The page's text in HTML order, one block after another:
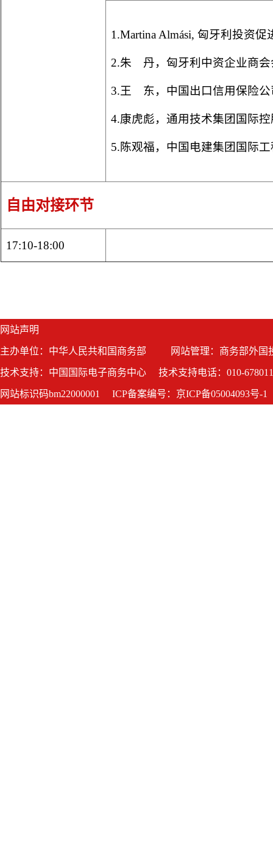
1.Martina Almási, 匈牙利投资
2.朱 丹，匈牙利中资企业商会
3.王 东，中国出口信用保险公
4.康虎彪，通用技术集团国际
5.陈观福，中国电建集团国际
自由对接环节
17:10-18:00
网站声明
主办单位：中华人民共和国商务部 网站管理：商务部外国
技术支持：中国国际电子商务中心 技术支持电话：010-
网站标识码bm22000001 ICP备案编号：京ICP备05004093号-1